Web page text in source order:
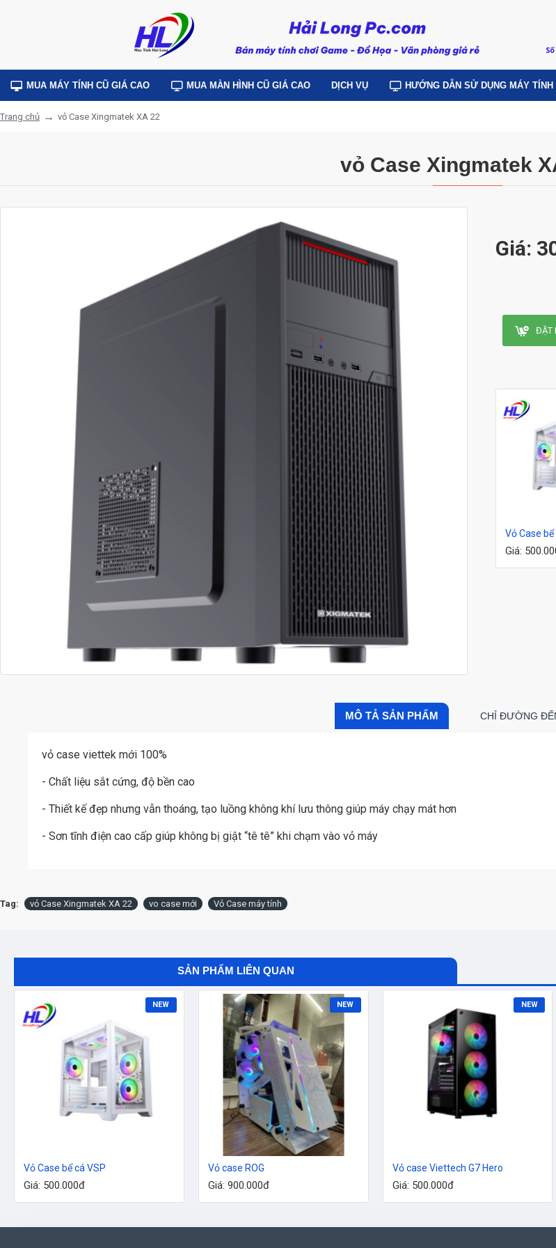
MUA MÁY TÍNH CŨ GIÁ CAO MUA MÀN HÌNH CŨ GIÁ CAO DỊCH VỤ HƯỚNG DẪN SỬ DỤNG MÁY TÍNH
Trang chủ vỏ Case Xingmatek XA 22
vỏ Case Xingmatek
Giá:
ĐẶT
Vỏ Case bể
Giá:
MÔ TẢ SẢN PHẨM CHỈ ĐƯỜNG
vỏ case viettek mới 100%
- Chất liệu sắt cứng, độ bền cao
- Thiết kế đẹp nhưng vẫn thoáng, tạo luồng không khí lưu thông giúp máy chạy mát hơn
- Sơn tĩnh điện cao cấp giúp không bị giật “tê tê” khi chạm vào vỏ máy
Tag: vỏ Case Xingmatek XA 22 vo case mới Vỏ Case máy tính
SẢN PHẨM LIÊN QUAN
NEW
Vỏ Case bể cá VSP
Giá: 500.000đ
NEW
Vỏ case ROG
Giá: 900.000đ
NEW
Vỏ case Viettech G7 Hero
Giá: 500.000đ